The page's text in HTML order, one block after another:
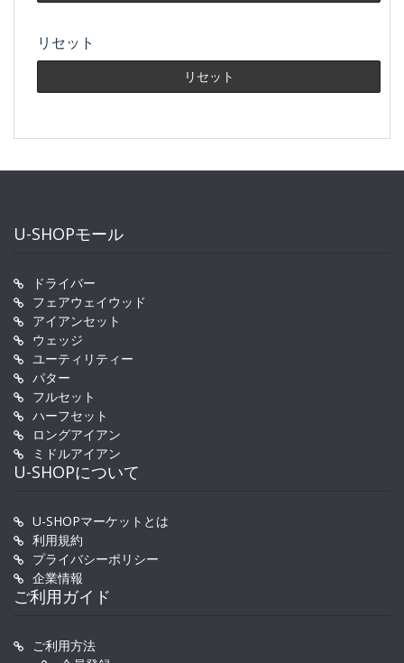
リセット
U-SHOPモール
ドライバー
フェアウェイウッド
アイアンセット
ウェッジ
ユーティリティー
パター
フルセット
ハーフセット
ロングアイアン
ミドルアイアン
U-SHOPについて
U-SHOPマーケットとは
利用規約
プライバシーポリシー
企業情報
ご利用ガイド
ご利用方法